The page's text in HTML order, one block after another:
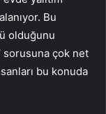
Bu
olduğunu
sorusuna çok net
bu konuda